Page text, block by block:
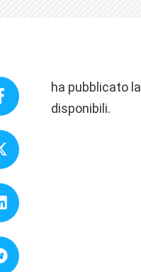
ha pubblicato la
disponibili.